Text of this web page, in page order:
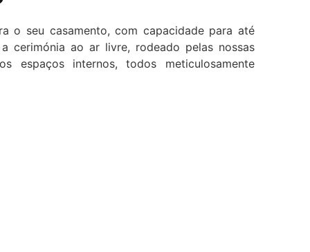
o seu casamento, com capacidade para até
cerimónia ao ar livre, rodeado pelas nossas
espaços internos, todos meticulosamente